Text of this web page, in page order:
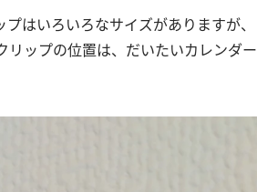
はいろいろなサイズがありますが、
リップの位置は、だいたいカレンダー